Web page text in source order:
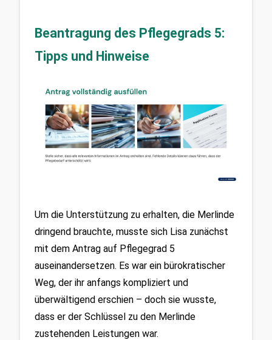
Beantragung des Pflegegrads 5:
Tipps und Hinweise
Um die Unterstützung zu erhalten, die Merlinde
dringend brauchte, musste sich Lisa zunächst
mit dem Antrag auf Pflegegrad 5
auseinandersetzen. Es war ein bürokratischer
Weg, der ihr anfangs kompliziert und
überwältigend erschien – doch sie wusste,
dass er der Schlüssel zu den Merlinde
zustehenden Leistungen war.